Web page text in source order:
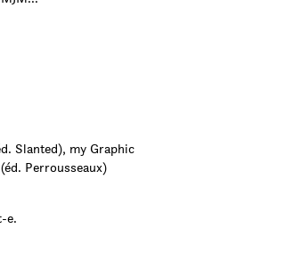
Slanted), my Graphic
Perrousseaux)
e.